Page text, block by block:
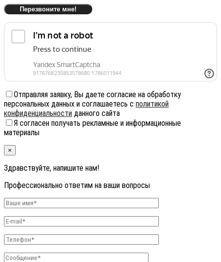
Отправляя заявку, Вы даете согласие на обработку
персональных данных и соглашаетесь с политикой
конфиденциальности данного сайта
Я согласен получать рекламные и информационные
материалы
×
Здравствуйте, напишите нам!
Профессионально ответим на ваши вопросы